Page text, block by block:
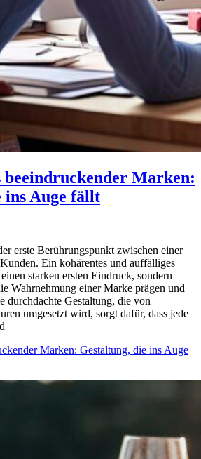
beeindruckender Marken:
ins Auge fällt
erste Berührungspunkt zwischen einer
Ein kohärentes und auffälliges
starken ersten Eindruck, sondern
Wahrnehmung einer Marke prägen und
durchdachte Gestaltung, die von
umgesetzt wird, sorgt dafür, dass jede
Marken: Gestaltung, die ins Auge